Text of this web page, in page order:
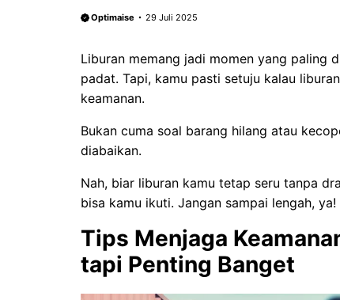
Optimaise 29 Juli 2025
Liburan memang jadi momen yang paling
padat. Tapi, kamu pasti setuju kalau
keamanan.
Bukan cuma soal barang hilang atau
diabaikan.
Nah, biar liburan kamu tetap seru tanpa
bisa kamu ikuti. Jangan sampai lengah, ya!
Tips Menjaga
tapi Penting Banget